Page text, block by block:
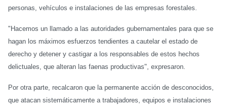
personas, vehículos e instalaciones de las empresas forestales.
"Hacemos un llamado a las autoridades gubernamentales para que se
hagan los máximos esfuerzos tendientes a cautelar el estado de
derecho y detener y castigar a los responsables de estos hechos
delictuales, que alteran las faenas productivas", expresaron.
Por otra parte, recalcaron que la permanente acción de desconocidos,
que atacan sistemáticamente a trabajadores, equipos e instalaciones